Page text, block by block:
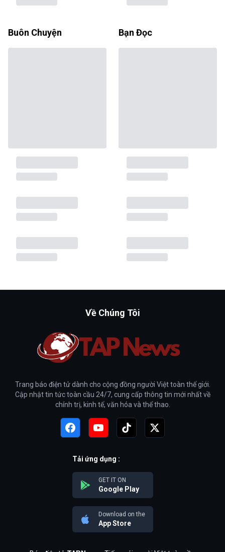
Buôn Chuyện Bạn Đọc
Về Chúng Tôi
Trang báo điện tử dành cho cộng đồng người Việt toàn thế giới.
Cập nhật tin tức toàn cầu 24/7, cung cấp thông tin mới nhất về
chính trị, kinh tế, văn hóa và thể thao.
Tải ứng dụng :
GET IT ON
Google Play
Download on the
App Store